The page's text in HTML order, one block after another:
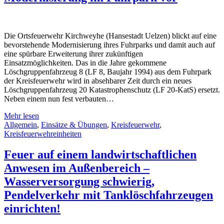
Die Ortsfeuerwehr Kirchweyhe (Hansestadt Uelzen) blickt auf eine
bevorstehende Modernisierung ihres Fuhrparks und damit auch auf
eine spürbare Erweiterung ihrer zukünftigen
Einsatzmöglichkeiten. Das in die Jahre gekommene
Löschgruppenfahrzeug 8 (LF 8, Baujahr 1994) aus dem Fuhrpark
der Kreisfeuerwehr wird in absehbarer Zeit durch ein neues
Löschgruppenfahrzeug 20 Katastrophenschutz (LF 20-KatS) ersetzt.
Neben einem nun fest verbauten…
Mehr lesen
Allgemein, Einsätze & Übungen, Kreisfeuerwehr,
Kreisfeuerwehreinheiten
Feuer auf einem landwirtschaftlichen
Anwesen im Außenbereich –
Wasserversorgung schwierig,
Pendelverkehr mit Tanklöschfahrzeugen
einrichten!